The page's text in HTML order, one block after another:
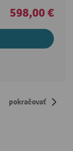
598,00 €
pokračovať